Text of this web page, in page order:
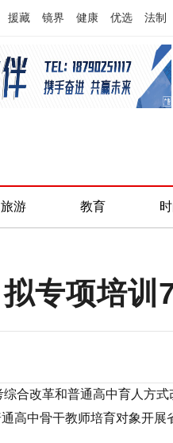
援藏 镜界 健康 优选 法制
旅游 教育
专项培训
合改革和普通高中育人方
高中骨干教师培育对象开展